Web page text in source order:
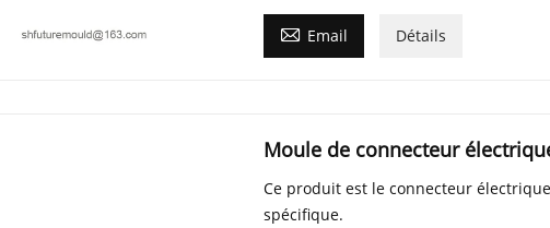
 Email Détails
Moule de connecteur
Ce produit est le connecteur
spécifique.